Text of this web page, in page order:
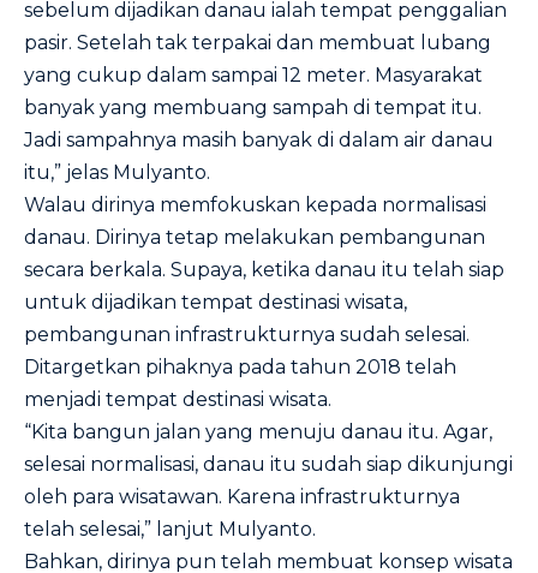
sebelum dijadikan danau ialah tempat penggalian
pasir. Setelah tak terpakai dan membuat lubang
yang cukup dalam sampai 12 meter. Masyarakat
banyak yang membuang sampah di tempat itu.
Jadi sampahnya masih banyak di dalam air danau
itu,” jelas Mulyanto.
Walau dirinya memfokuskan kepada normalisasi
danau. Dirinya tetap melakukan pembangunan
secara berkala. Supaya, ketika danau itu telah siap
untuk dijadikan tempat destinasi wisata,
pembangunan infrastrukturnya sudah selesai.
Ditargetkan pihaknya pada tahun 2018 telah
menjadi tempat destinasi wisata.
“Kita bangun jalan yang menuju danau itu. Agar,
selesai normalisasi, danau itu sudah siap dikunjungi
oleh para wisatawan. Karena infrastrukturnya
telah selesai,” lanjut Mulyanto.
Bahkan, dirinya pun telah membuat konsep wisata